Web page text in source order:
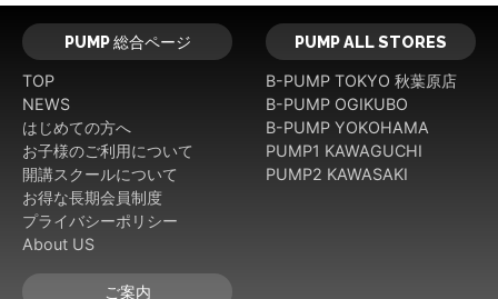
PUMP 総合ページ
TOP
NEWS
はじめての方へ
お子様のご利用について
開講スクールについて
お得な長期会員制度
プライバシーポリシー
About US
PUMP ALL STORES
B-PUMP TOKYO 秋葉原店
B-PUMP OGIKUBO
B-PUMP YOKOHAMA
PUMP1 KAWAGUCHI
PUMP2 KAWASAKI
ご案内